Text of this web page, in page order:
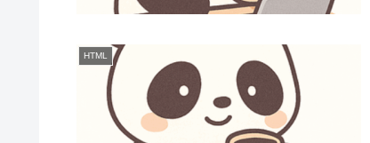
HTML